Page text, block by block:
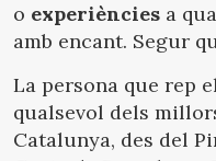
o experiències a
amb encant. Segur
La persona que rep
qualsevol dels
Catalunya, des del